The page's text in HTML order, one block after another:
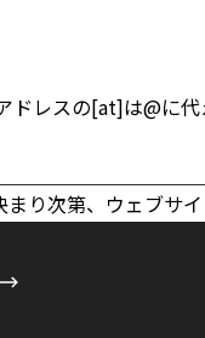
レスの[at]は@に代
り次第、ウェブサイ